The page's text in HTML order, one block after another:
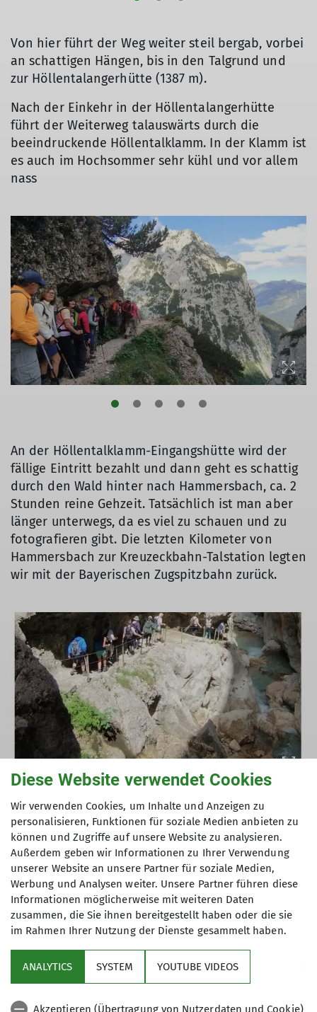
Von hier führt der Weg weiter steil bergab, vorbei
an schattigen Hängen, bis in den Talgrund und
zur Höllentalangerhütte (1387 m).
Nach der Einkehr in der Höllentalangerhütte
führt der Weiterweg talauswärts durch die
beeindruckende Höllentalklamm. In der Klamm ist
es auch im Hochsommer sehr kühl und vor allem
nass
An der Höllentalklamm-Eingangshütte wird der
fällige Eintritt bezahlt und dann geht es schattig
durch den Wald hinter nach Hammersbach, ca. 2
Stunden reine Gehzeit. Tatsächlich ist man aber
länger unterwegs, da es viel zu schauen und zu
fotografieren gibt. Die letzten Kilometer von
Hammersbach zur Kreuzeckbahn-Talstation legten
wir mit der Bayerischen Zugspitzbahn zurück.
© DAV/Margaretha Jehle
Text und Bilder: Margaretha Jehle
Sektion
Diese Website verwendet Cookies
Wir verwenden Cookies, um Inhalte und Anzeigen zu
personalisieren, Funktionen für soziale Medien anbieten zu
können und Zugriffe auf unsere Website zu analysieren.
Außerdem geben wir Informationen zu Ihrer Verwendung
unserer Website an unsere Partner für soziale Medien,
Werbung und Analysen weiter. Unsere Partner führen diese
Informationen möglicherweise mit weiteren Daten
zusammen, die Sie ihnen bereitgestellt haben oder die sie
im Rahmen Ihrer Nutzung der Dienste gesammelt haben.
ANALYTICS SYSTEM YOUTUBE VIDEOS
Akzeptieren (Übertragung von Nutzerdaten und Cookie)